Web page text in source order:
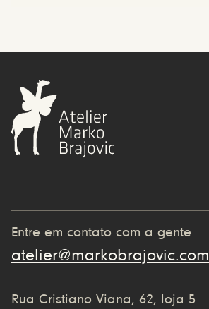
Entre em contato com a gente
atelier@markobrajovic.com
Rua Cristiano Viana, 62, loja 5